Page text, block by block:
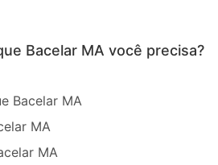
Bacelar MA você precisa?
Bacelar MA
MA
MA